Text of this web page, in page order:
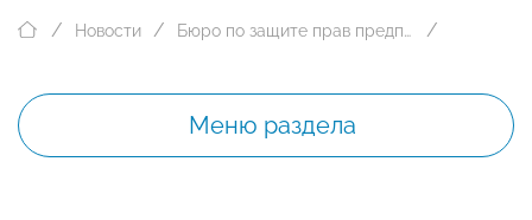
Новости Бюро по защите прав предпринимателей
Меню раздела